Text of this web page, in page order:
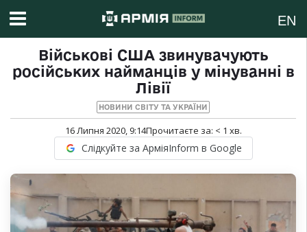
EN
Військові США звинувачують
російських найманців у мінуванні в
Лівії
НОВИНИ СВІТУ ТА УКРАЇНИ
16 Липня 2020, 9:14Прочитаєте за: < 1 хв.
Слідкуйте за АрміяInform в Google